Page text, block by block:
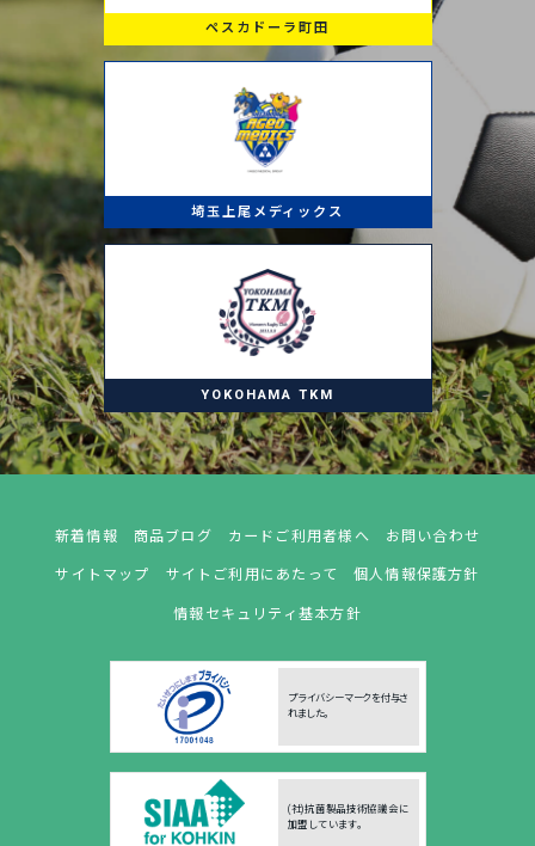
ペスカドーラ町田
埼玉上尾メディックス
YOKOHAMA TKM
新着情報 商品ブログ カードご利用者様へ
お問い合わせ
サイトマップ
サイトご利用にあたって
個人情報保護方針
情報セキュリティ基本方針
プライバシーマークを付与さ
れました。
(社)抗菌製品技術協議会に
加盟しています。